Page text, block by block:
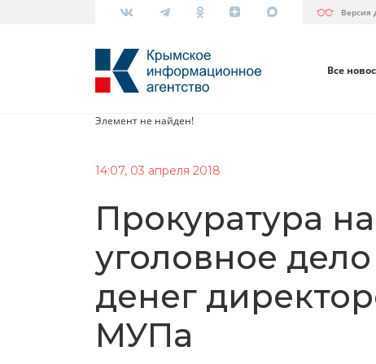
Версия
Все
Элемент не найден!
14:07, 03 апреля 2018
Прокуратура
уголовное
денег
МУПа